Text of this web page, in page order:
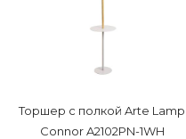
Торшер с полкой Arte Lamp
Connor A2102PN-1WH